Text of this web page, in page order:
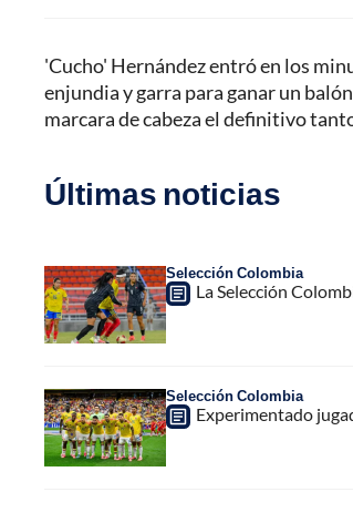
'Cucho' Hernández entró en los
enjundia y garra para ganar un
marcara de cabeza el definitivo
Últimas noticias
Selección Colombia
La Selección
Selección Colombia
Experimentado